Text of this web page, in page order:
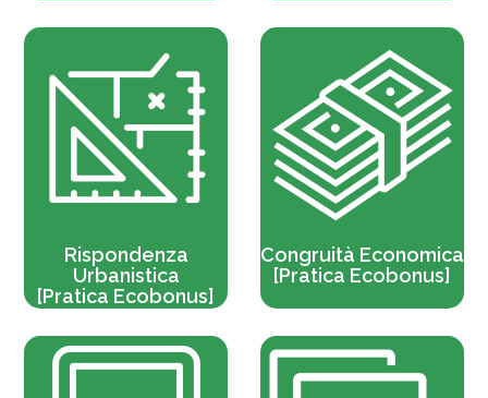
Rispondenza
Urbanistica
[Pratica Ecobonus]
Congruità Economica
[Pratica Ecobonus]